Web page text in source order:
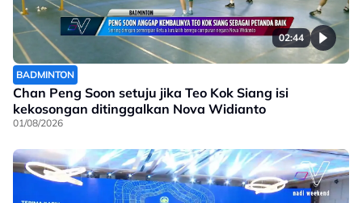
02:44
BADMINTON
Chan Peng Soon setuju jika Teo Kok Siang isi
kekosongan ditinggalkan Nova Widianto
01/08/2026